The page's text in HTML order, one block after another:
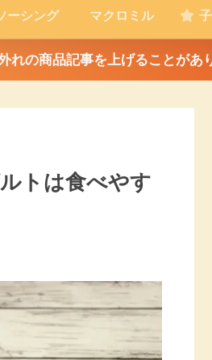
ーシング マクロミル
れの商品記事を上げることがあ
トは食べやす